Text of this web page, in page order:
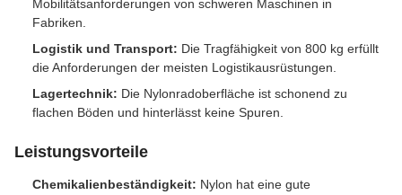
Mobilitätsanforderungen von schweren Maschinen in
Fabriken.
Logistik und Transport: Die Tragfähigkeit von 800 kg erfüllt
die Anforderungen der meisten Logistikausrüstungen.
Lagertechnik: Die Nylonradoberfläche ist schonend zu
flachen Böden und hinterlässt keine Spuren.
Leistungsvorteile
Chemikalienbeständigkeit: Nylon hat eine gute